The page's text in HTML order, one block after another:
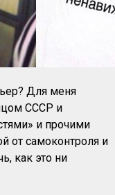
Для меня
СССР и
и прочими
от самоконтроля и
как это ни